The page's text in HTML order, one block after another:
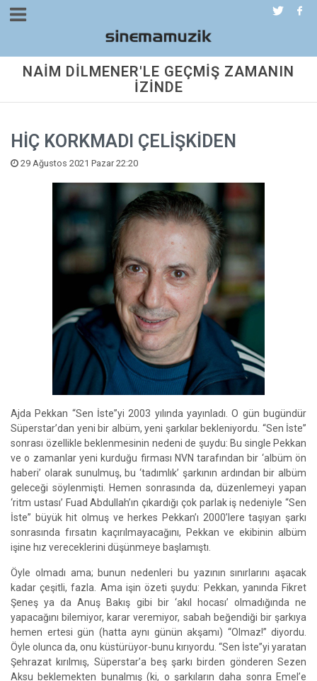
NAİM DİLMENER'LE GEÇMİŞ ZAMANIN
İZİNDE
HİÇ KORKMADI ÇELİŞKİDEN
29 Ağustos 2021 Pazar 22:20
Ajda Pekkan “Sen İste”yi 2003 yılında yayınladı. O gün bugündür
Süperstar’dan yeni bir albüm, yeni şarkılar bekleniyordu. “Sen İste”
sonrası özellikle beklenmesinin nedeni de şuydu: Bu single Pekkan
ve o zamanlar yeni kurduğu firması NVN tarafından bir ‘albüm ön
haberi’ olarak sunulmuş, bu ‘tadımlık’ şarkının ardından bir albüm
geleceği söylenmişti. Hemen sonrasında da, düzenlemeyi yapan
‘ritm ustası’ Fuad Abdullah’ın çıkardığı çok parlak iş nedeniyle “Sen
İste” büyük hit olmuş ve herkes Pekkan’ı 2000’lere taşıyan şarkı
sonrasında fırsatın kaçırılmayacağını, Pekkan ve ekibinin albüm
işine hız vereceklerini düşünmeye başlamıştı.
Öyle olmadı ama; bunun nedenleri bu yazının sınırlarını aşacak
kadar çeşitli, fazla. Ama işin özeti şuydu: Pekkan, yanında Fikret
Şeneş ya da Anuş Bakış gibi bir ‘akıl hocası’ olmadığında ne
yapacağını bilemiyor, karar veremiyor, sabah beğendiği bir şarkıya
hemen ertesi gün (hatta aynı günün akşamı) “Olmaz!” diyordu.
Öyle olunca da, onu küstürüyor-bunu kırıyordu. “Sen İste”yi yaratan
Şehrazat kırılmış, Süperstar’a beş şarkı birden gönderen Sezen
Aksu beklemekten bunalmış (ki, o şarkıların daha sonra Emel’e